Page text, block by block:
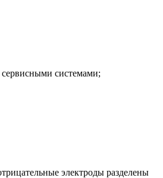
сервисными системами;
электроды разделены